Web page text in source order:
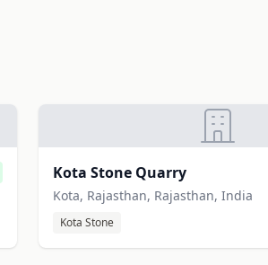
Kota Stone Quarry
Kota, Rajasthan, Rajasthan, India
Kota Stone